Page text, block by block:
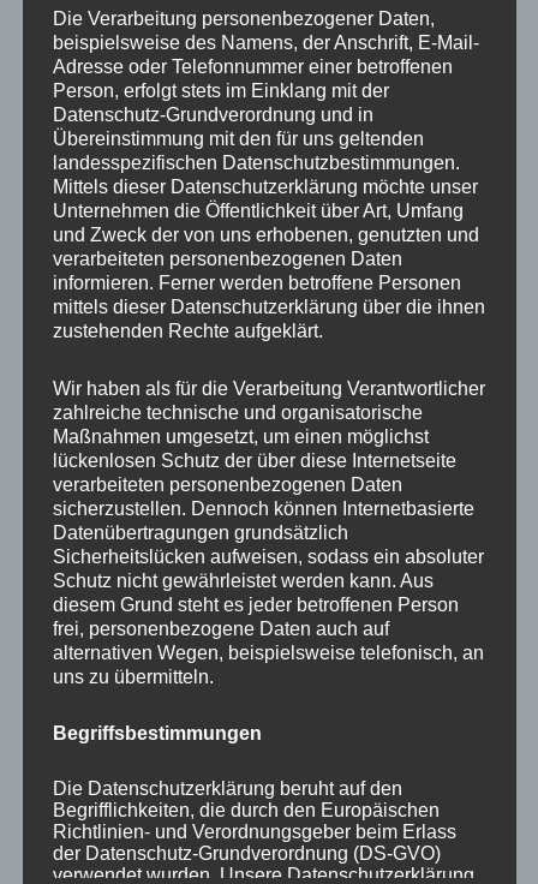
MP Mario Porten
Beratung
Training
Coaching
Impulsvorträge
NEWS ABONNIEREN?
KATEGORIEN
Aktuelle Fakten und Umfragen
Impulse zur persönlichen Reflexion
Naturfoto-Blog
Training und Coaching
Die Verarbeitung personenbezogener Daten,
beispielsweise des Namens, der Anschrift, E-Mail-
Adresse oder Telefonnummer einer betroffenen
Person, erfolgt stets im Einklang mit der
Datenschutz-Grundverordnung und in
Übereinstimmung mit den für uns geltenden
landesspezifischen Datenschutzbestimmungen.
Mittels dieser Datenschutzerklärung möchte unser
Unternehmen die Öffentlichkeit über Art, Umfang
und Zweck der von uns erhobenen, genutzten und
verarbeiteten personenbezogenen Daten
informieren. Ferner werden betroffene Personen
mittels dieser Datenschutzerklärung über die ihnen
zustehenden Rechte aufgeklärt.
Wir haben als für die Verarbeitung Verantwortlicher
zahlreiche technische und organisatorische
Maßnahmen umgesetzt, um einen möglichst
lückenlosen Schutz der über diese Internetseite
verarbeiteten personenbezogenen Daten
sicherzustellen. Dennoch können Internetbasierte
Datenübertragungen grundsätzlich
Sicherheitslücken aufweisen, sodass ein absoluter
Schutz nicht gewährleistet werden kann. Aus
diesem Grund steht es jeder betroffenen Person
frei, personenbezogene Daten auch auf
alternativen Wegen, beispielsweise telefonisch, an
uns zu übermitteln.
Begriffsbestimmungen
Die Datenschutzerklärung beruht auf den
Begrifflichkeiten, die durch den Europäischen
Richtlinien- und Verordnungsgeber beim Erlass
der Datenschutz-Grundverordnung (DS-GVO)
verwendet wurden. Unsere Datenschutzerklärung